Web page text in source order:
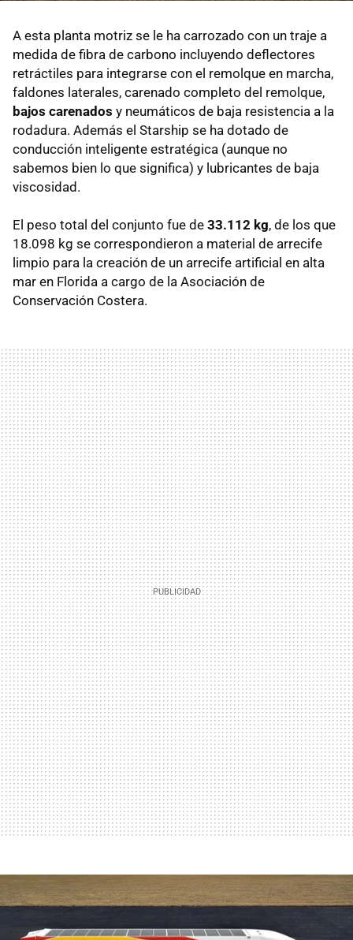
A esta planta motriz se le ha carrozado con un traje a
medida de fibra de carbono incluyendo deflectores
retráctiles para integrarse con el remolque en marcha,
faldones laterales, carenado completo del remolque,
bajos carenados y neumáticos de baja resistencia a la
rodadura. Además el Starship se ha dotado de
conducción inteligente estratégica (aunque no
sabemos bien lo que significa) y lubricantes de baja
viscosidad.
El peso total del conjunto fue de 33.112 kg, de los que
18.098 kg se correspondieron a material de arrecife
limpio para la creación de un arrecife artificial en alta
mar en Florida a cargo de la Asociación de
Conservación Costera.